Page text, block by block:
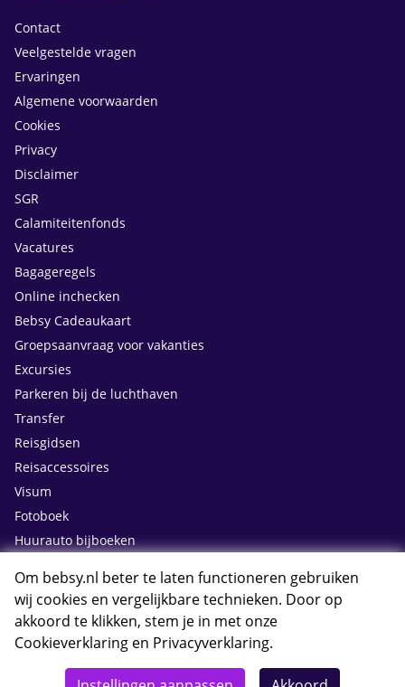
Contact
Veelgestelde vragen
Ervaringen
Algemene voorwaarden
Cookies
Privacy
Disclaimer
SGR
Calamiteitenfonds
Vacatures
Bagageregels
Online inchecken
Bebsy Cadeaukaart
Groepsaanvraag voor vakanties
Excursies
Parkeren bij de luchthaven
Transfer
Reisgidsen
Reisaccessoires
Visum
Fotoboek
Huurauto bijboeken
Contact
Om bebsy.nl beter te laten functioneren gebruiken
wij cookies en vergelijkbare technieken. Door op
akkoord te klikken, stem je in met onze
Cookieverklaring en Privacyverklaring.